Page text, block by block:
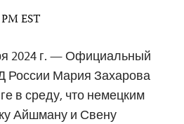
EST
2024 г. — Официальный
России Мария Захарова
в среду, что немецким
Айшману и Свену